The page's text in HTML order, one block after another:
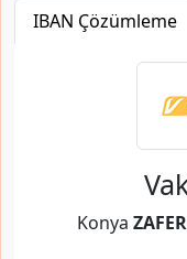
IBAN Çözümleme
Konya